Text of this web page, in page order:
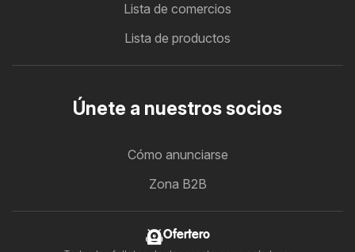
Lista de comercios
Lista de productos
Únete a nuestros socios
Cómo anunciarse
Zona B2B
Ofertero